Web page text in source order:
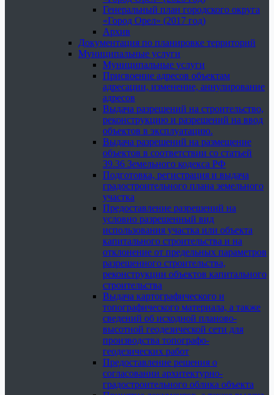
Генеральный план городского округа
«Город Орел» (2017 год)
Архив
Документация по планировке территорий
Муниципальные услуги
Муниципальные услуги
Присвоение адресов объектам
адресации, изменение, аннулирование
адресов
Выдача разрешений на строительство,
реконструкцию и разрешений на ввод
объектов в эксплуатацию.
Выдача разрешений на размещение
объектов в соответствии со статьей
39.36 Земельного кодекса РФ
Подготовка, регистрация и выдача
градостроительного плана земельного
участка
Предоставление разрешений на
условно разрешенный вид
использования участка или объекта
капитального строительства и на
отклонение от предельных параметров
разрешенного строительства,
реконструкции объектов капитального
строительства
Выдача картографического и
топографического материала, а также
сведений об исходной планово-
высотной геодезической сети для
производства топографо-
геодезических работ
Предоставление решения о
согласовании архитектурно-
градостроительного облика объекта